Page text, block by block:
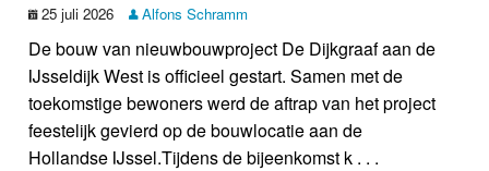
25 juli 2026 Alfons Schramm
De bouw van nieuwbouwproject De Dijkgraaf aan de
IJsseldijk West is officieel gestart. Samen met de
toekomstige bewoners werd de aftrap van het project
feestelijk gevierd op de bouwlocatie aan de
Hollandse IJssel.Tijdens de bijeenkomst k . . .